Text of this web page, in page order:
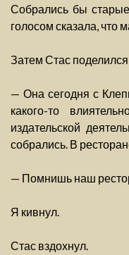
Собрались бы
голосом сказала, что
Затем Стас
— Она сегодня с
какого-то
издательской
собрались. В
— Помнишь наш
Я кивнул.
Стас вздохнул.